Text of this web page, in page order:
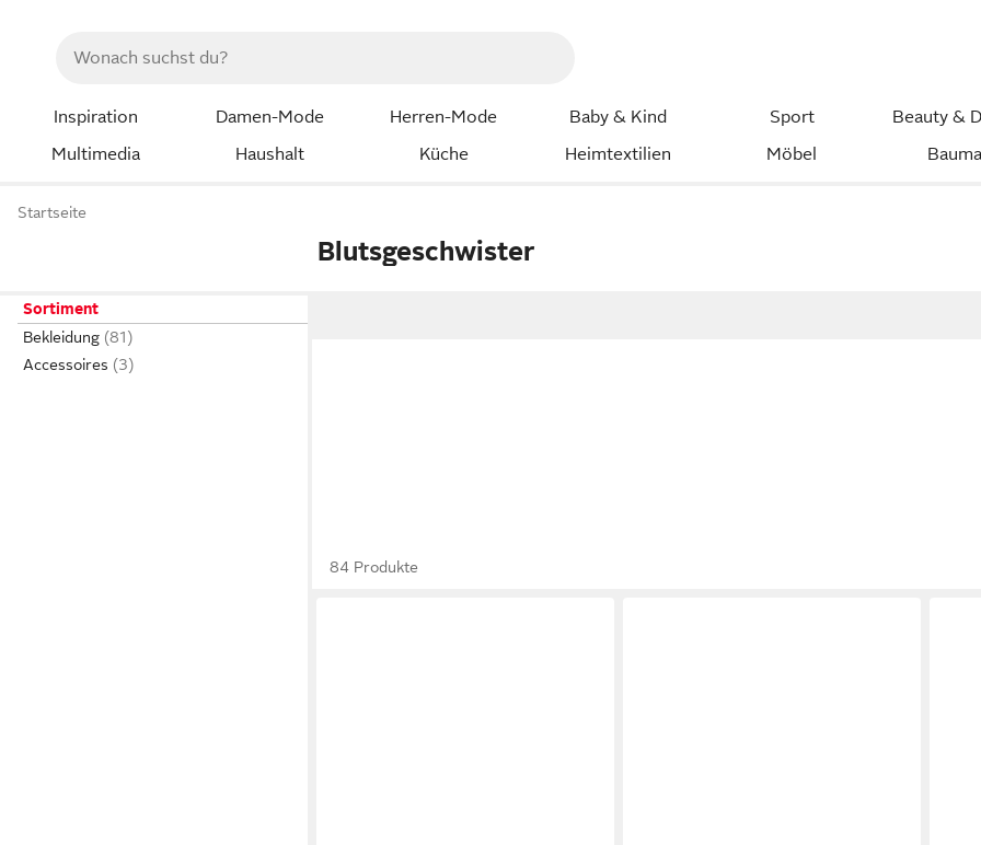
Inspiration Damen-Mode Herren-Mode Baby & Kind Sport
Beauty &
Multimedia
Haushalt Küche Heimtextilien Möbel
Startseite
Blutsgeschwister
Sortiment
Bekleidung
Accessoires
84 Produkte